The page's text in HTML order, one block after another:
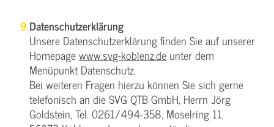
Datenschutzerklärung
Unsere Datenschutzerklärung finden Sie auf unserer
Homepagewww.svg-koblenz.de unter dem
Menüpunkt Datenschutz.
Bei weiteren Fragen hierzu können Sie sich gerne
telefonisch an die SVG QTB GmbH, Herrn Jörg
Goldstein, Tel. 0261/494-358, Moselring 11,